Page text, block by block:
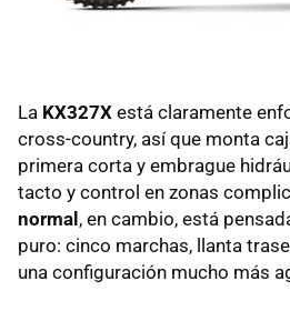
La KX327X está claramente
cross-country, así que monta
primera corta y embrague
tacto y control en zonas
normal, en cambio, está
puro: cinco marchas, llanta
una configuración mucho más